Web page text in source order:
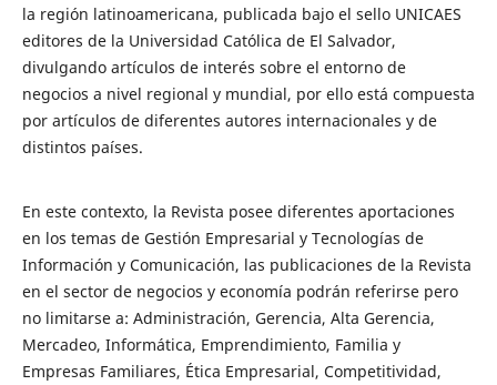
la región latinoamericana, publicada bajo el sello UNICAES
editores de la Universidad Católica de El Salvador,
divulgando artículos de interés sobre el entorno de
negocios a nivel regional y mundial, por ello está compuesta
por artículos de diferentes autores internacionales y de
distintos países.
En este contexto, la Revista posee diferentes aportaciones
en los temas de Gestión Empresarial y Tecnologías de
Información y Comunicación, las publicaciones de la Revista
en el sector de negocios y economía podrán referirse pero
no limitarse a: Administración, Gerencia, Alta Gerencia,
Mercadeo, Informática, Emprendimiento, Familia y
Empresas Familiares, Ética Empresarial, Competitividad,